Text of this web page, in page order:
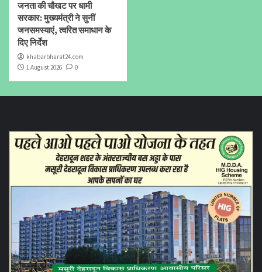
जनता की चौखट पर धामी
सरकार: मुख्यमंत्री ने सुनीं
जनसमस्याएं, त्वरित समाधान के
दिए निर्देश
khabarbharat24.com
1 August 2026
0